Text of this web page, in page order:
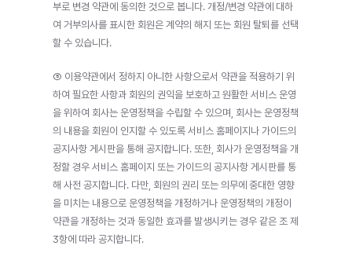
부로 변경 약관에 동의한 것으로 봅니다. 개정/변경 약관에 대하
여 거부의사를 표시한 회원은 계약의 해지 또는 회원 탈퇴를 선택
할 수 있습니다.
⑤ 이용약관에서 정하지 아니한 사항으로서 약관을 적용하기 위
하여 필요한 사항과 회원의 권익을 보호하고 원활한 서비스 운영
을 위하여 회사는 운영정책을 수립할 수 있으며, 회사는 운영정책
의 내용을 회원이 인지할 수 있도록 서비스 홈페이지나 가이드의
공지사항 게시판을 통해 공지합니다. 또한, 회사가 운영정책을 개
정할 경우 서비스 홈페이지 또는 가이드의 공지사항 게시판를 통
해 사전 공지합니다. 다만, 회원의 권리 또는 의무에 중대한 영향
을 미치는 내용으로 운영정책을 개정하거나 운영정책의 개정이
약관을 개정하는 것과 동일한 효과를 발생시키는 경우 같은 조 제
3항에 따라 공지합니다.